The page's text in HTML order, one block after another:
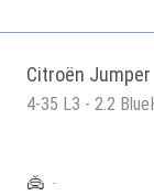
Citroën Jumper
4-35 L3 - 2.2
-